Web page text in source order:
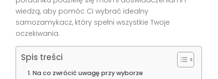
wiedzą, aby pomóc Ci wybrać idealny
samozamykacz, który spełni wszystkie Twoje
oczekiwania.
Spis treści
Na co zwrócić uwagę przy wyborze